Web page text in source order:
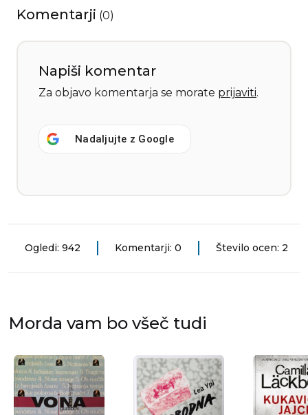
Komentarji (0)
Napiši komentar
Za objavo komentarja se morate prijaviti.
Nadaljujte z Google
Ogledi: 942 Komentarji: 0 Število ocen: 2
Morda vam bo všeč tudi